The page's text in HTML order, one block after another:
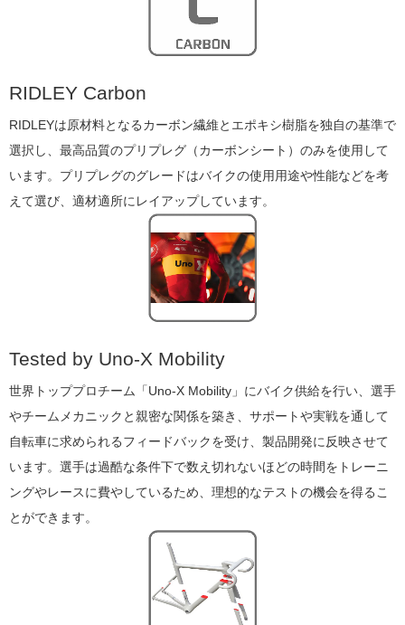
RIDLEY Carbon
RIDLEYは原材料となるカーボン繊維とエポキシ樹脂を独自の基準で
選択し、最高品質のプリプレグ（カーボンシート）のみを使用して
います。プリプレグのグレードはバイクの使用用途や性能などを考
えて選び、適材適所にレイアップしています。
Tested by Uno-X Mobility
世界トッププロチーム「Uno-X Mobility」にバイク供給を行い、選手
やチームメカニックと親密な関係を築き、サポートや実戦を通して
自転車に求められるフィードバックを受け、製品開発に反映させて
います。選手は過酷な条件下で数え切れないほどの時間をトレーニ
ングやレースに費やしているため、理想的なテストの機会を得るこ
とができます。